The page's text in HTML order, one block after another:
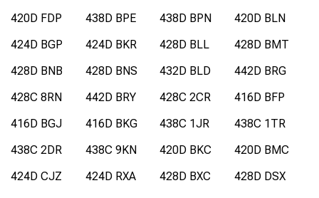
420D FDP 438D BPE 438D BPN
420D BLN
424D BGP
424D BKR 428D BLL
428D BMT
428D BNB
428D BNS 432D BLD
442D BRG
428C 8RN
442D BRY 428C 2CR
416D BFP
416D BGJ
416D BKG 438C 1JR
438C 1TR
438C 2DR
438C 9KN 420D BKC
420D BMC
424D CJZ
424D RXA 428D BXC
428D DSX